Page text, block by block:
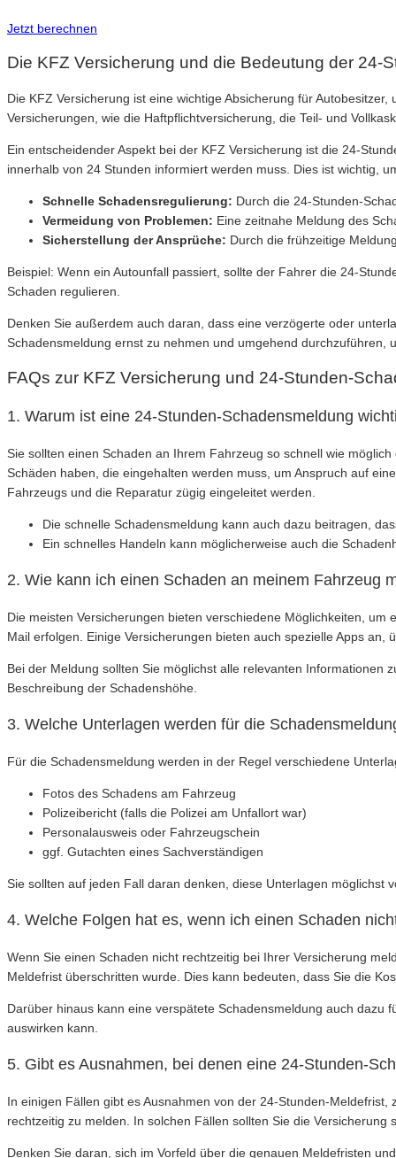
Jetzt berechnen
Die KFZ Versicherung und die Bedeutung der 24-
Die KFZ Versicherung ist eine wichtige Absicherung für
Versicherungen, wie die Haftpflichtversicherung, die Teil- und
Ein entscheidender Aspekt bei der KFZ Versicherung ist die 24-
innerhalb von 24 Stunden informiert werden muss. Dies ist wichtig,
Schnelle Schadensregulierung: Durch die 24-Stunden-
Vermeidung von Problemen: Eine zeitnahe Meldung des
Sicherstellung der Ansprüche: Durch die frühzeitige
Beispiel: Wenn ein Autounfall passiert, sollte der Fahrer die 24-
Schaden regulieren.
Denken Sie außerdem auch daran, dass eine verzögerte oder
Schadensmeldung ernst zu nehmen und umgehend durchzuführen,
FAQs zur KFZ Versicherung und 24-Stunden-
1. Warum ist eine 24-Stunden-Schadensmeldung
Sie sollten einen Schaden an Ihrem Fahrzeug so schnell wie
Schäden haben, die eingehalten werden muss, um Anspruch auf
Fahrzeugs und die Reparatur zügig eingeleitet werden.
Die schnelle Schadensmeldung kann auch dazu beitragen,
Ein schnelles Handeln kann möglicherweise auch die
2. Wie kann ich einen Schaden an meinem Fahrzeug
Die meisten Versicherungen bieten verschiedene Möglichkeiten,
Mail erfolgen. Einige Versicherungen bieten auch spezielle Apps an,
Bei der Meldung sollten Sie möglichst alle relevanten Informationen
Beschreibung der Schadenshöhe.
3. Welche Unterlagen werden für die
Für die Schadensmeldung werden in der Regel verschiedene
Fotos des Schadens am Fahrzeug
Polizeibericht (falls die Polizei am Unfallort war)
Personalausweis oder Fahrzeugschein
ggf. Gutachten eines Sachverständigen
Sie sollten auf jeden Fall daran denken, diese Unterlagen möglichst
4. Welche Folgen hat es, wenn ich einen Schaden
Wenn Sie einen Schaden nicht rechtzeitig bei Ihrer Versicherung
Meldefrist überschritten wurde. Dies kann bedeuten, dass Sie die
Darüber hinaus kann eine verspätete Schadensmeldung auch dazu
auswirken kann.
5. Gibt es Ausnahmen, bei denen eine 24-Stunden-
In einigen Fällen gibt es Ausnahmen von der 24-Stunden-
rechtzeitig zu melden. In solchen Fällen sollten Sie die
Denken Sie daran, sich im Vorfeld über die genauen Meldefristen